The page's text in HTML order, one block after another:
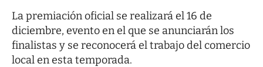
La premiación oficial se realizará el 16 de
diciembre, evento en el que se anunciarán los
finalistas y se reconocerá el trabajo del comercio
local en esta temporada.